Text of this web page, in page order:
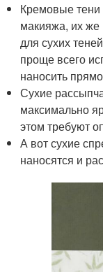
Кремовые тени
макияжа, их же
для сухих
проще всего
наносить
Сухие
максимально
этом требуют
А вот сухие
наносятся и